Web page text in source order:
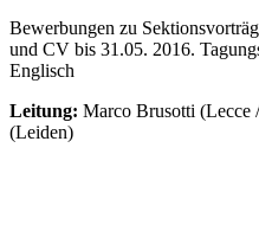
Bewerbungen zu
und CV bis 31.05. 2016.
Englisch
Leitung: Marco Brusotti (Lecce
(Leiden)